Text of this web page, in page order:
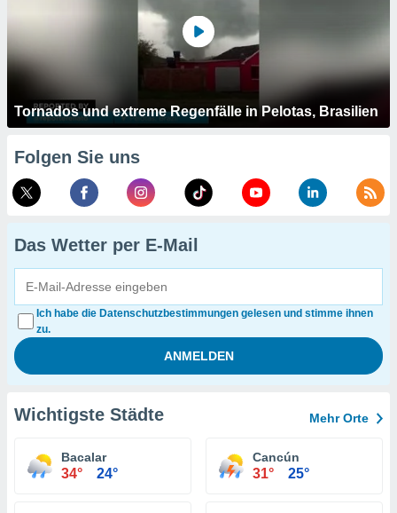
Tornados und extreme Regenfälle in Pelotas, Brasilien
Folgen Sie uns
Das Wetter per E-Mail
Ich habe die Datenschutzbestimmungen gelesen und stimme ihnen
zu.
Wichtigste Städte Mehr Orte
Bacalar
34° 24°
Cancún
31° 25°